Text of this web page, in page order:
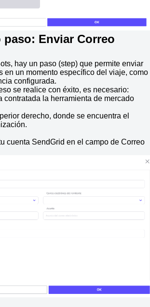
paso: Enviar Correo
hay un paso (step) que permite enviar
en un momento específico del viaje, como
configurada.
se realice con éxito, es necesario:
contratada la herramienta de mercado
derecho, donde se encuentra el
cuenta SendGrid en el campo de Correo